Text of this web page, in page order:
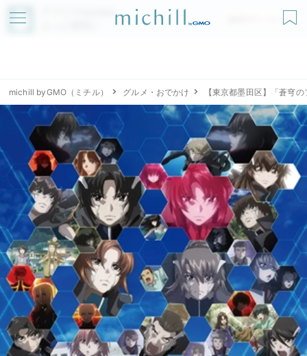
アプリでmichillが
無料ダウンロード
michill byGMO（ミチル） グルメ・おでかけ 【東京都墨田区】「蒼穹